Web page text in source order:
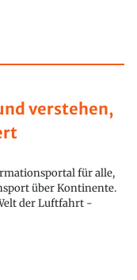
verstehen,
für alle,
über Kontinente.
der Luftfahrt -